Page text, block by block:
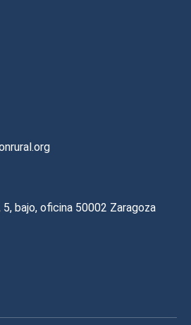
bajo, oficina 50002 Zaragoza